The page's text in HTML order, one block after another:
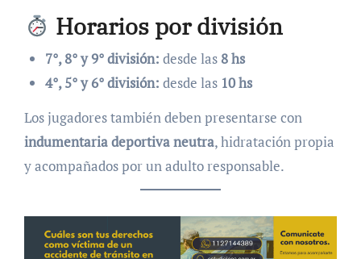
Horarios por división
7°, 8° y 9° división: desde las 8 hs
4°, 5° y 6° división: desde las 10 hs
Los jugadores también deben presentarse con
indumentaria deportiva neutra, hidratación propia
y acompañados por un adulto responsable.